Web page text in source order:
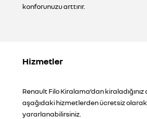
konforunuzu arttırır.
Hizmetler
Renault Filo Kiralama’dan
aşağıdaki hizmetlerden ücretsiz olarak
yararlanabilirsiniz.